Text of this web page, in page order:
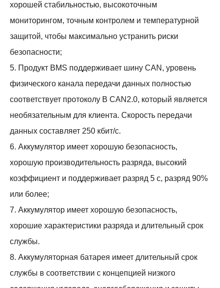
хорошей стабильностью, высокоточным
мониторингом, точным контролем и температурной
защитой, чтобы максимально устранить риски
безопасности;
5. Продукт BMS поддерживает шину CAN, уровень
физического канала передачи данных полностью
соответствует протоколу B CAN2.0, который является
необязательным для клиента. Скорость передачи
данных составляет 250 кбит/с.
6. Аккумулятор имеет хорошую безопасность,
хорошую производительность разряда, высокий
коэффициент и поддерживает разряд 5 c, разряд 90%
или более;
7. Аккумулятор имеет хорошую безопасность,
хорошие характеристики разряда и длительный срок
службы.
8. Аккумуляторная батарея имеет длительный срок
службы в соответствии с концепцией низкого